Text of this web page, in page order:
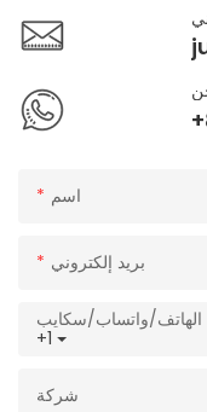
اسم
بريد إلكتروني
+1
الهاتف/واتساب/سكايب
شركة